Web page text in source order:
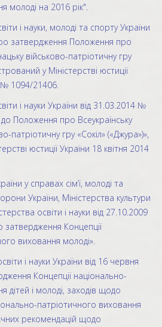
молоді на 2016 рік".
і науки, молоді та спорту України
затвердження Положення про
військово-патріотичну гру
у Міністерстві юстиції
№ 1094/21406.
і науки України від 31.03.2014 №
Положення про Всеукраїнську
патріотичну гру «Сокіл» («Джура»)»,
юстиції України 18 квітня 2014
у справах сім’ї, молоді та
України, Міністерства культури
освіти і науки від 27.10.2009
Концепції
виховання молоді».
і науки України від 16 червня
Концепції національно-
дітей і молоді, заходів щодо
патріотичного виховання
рекомендацій щодо